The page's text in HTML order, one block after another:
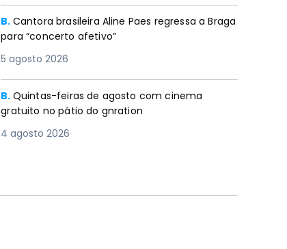
B. Cantora brasileira Aline Paes regressa a Braga
para “concerto afetivo”
5 agosto 2026
B. Quintas-feiras de agosto com cinema
gratuito no pátio do gnration
4 agosto 2026